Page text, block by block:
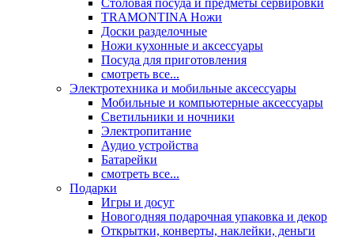
Столовая посуда и предметы сервировки
TRAMONTINA Ножи
Доски разделочные
Ножи кухонные и аксессуары
Посуда для приготовления
смотреть все...
Электротехника и мобильные аксессуары
Мобильные и компьютерные аксессуары
Светильники и ночники
Электропитание
Аудио устройства
Батарейки
смотреть все...
Подарки
Игры и досуг
Новогодняя подарочная упаковка и декор
Открытки, конверты, наклейки, деньги